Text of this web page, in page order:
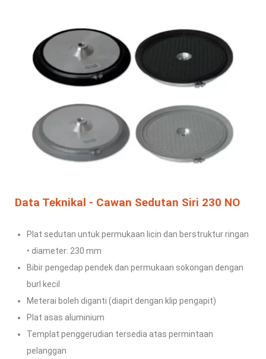
Data Teknikal - Cawan Sedutan Siri 230 NO
Plat sedutan untuk permukaan licin dan berstruktur ringan
• diameter: 230 mm
Bibir pengedap pendek dan permukaan sokongan dengan
burl kecil
Meterai boleh diganti (diapit dengan klip pengapit)
Plat asas aluminium
Templat penggerudian tersedia atas permintaan
pelanggan